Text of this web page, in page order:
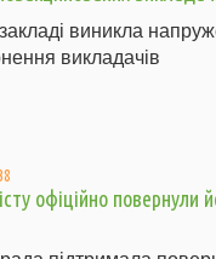
виникла
викладачів
офіційно повернули